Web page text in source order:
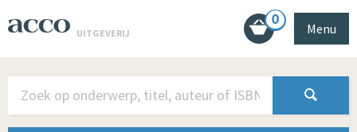
UITGEVERIJ
0
Menu